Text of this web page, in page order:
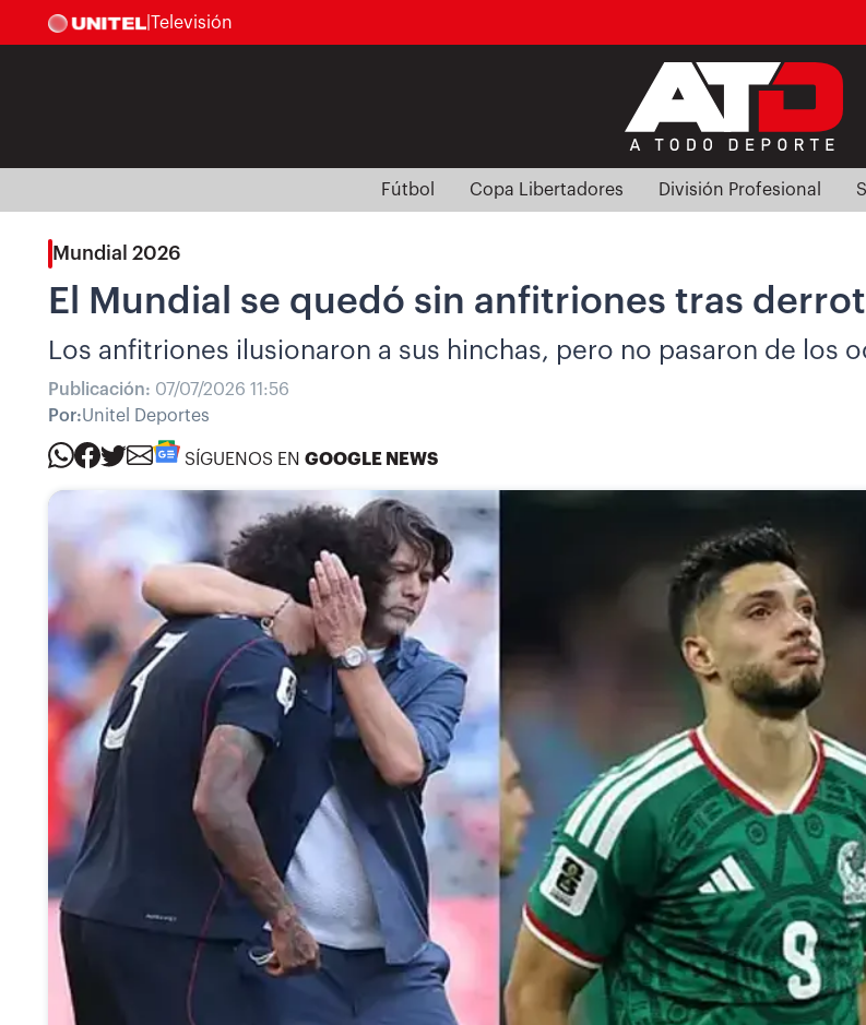
Televisión
Fútbol Copa Libertadores División Profesional
Mundial 2026
El Mundial se quedó sin anfitriones tras
Los anfitriones ilusionaron a sus hinchas, pero no pasaron de los
Publicación: 07/07/2026 11:56
Por:Unitel Deportes
SÍGUENOS EN GOOGLE NEWS